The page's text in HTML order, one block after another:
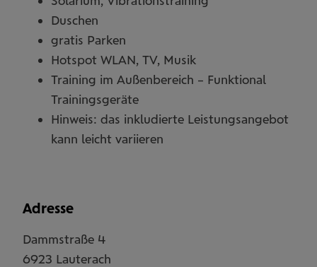
Duschen
gratis Parken
Hotspot WLAN, TV, Musik
Training im Außenbereich – Funktional
Trainingsgeräte
Hinweis: das inkludierte Leistungsangebot
kann leicht variieren
Adresse
Dammstraße 4
6923 Lauterach